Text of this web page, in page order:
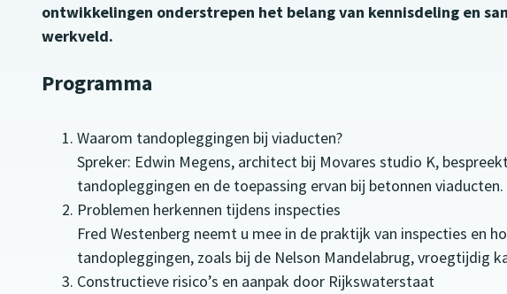
ontwikkelingen onderstrepen het belang van kennisdeling en
werkveld.
Programma
Waarom tandopleggingen bij viaducten?
Spreker: Edwin Megens, architect bij Movares studio K,
tandopleggingen en de toepassing ervan bij betonnen viaducten.
Problemen herkennen tijdens inspecties
Fred Westenberg neemt u mee in de praktijk van inspecties en
tandopleggingen, zoals bij de Nelson Mandelabrug, vroegtijdig
Constructieve risico’s en aanpak door Rijkswaterstaat